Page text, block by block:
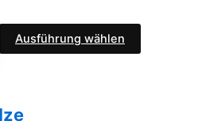
Ausführung wählen